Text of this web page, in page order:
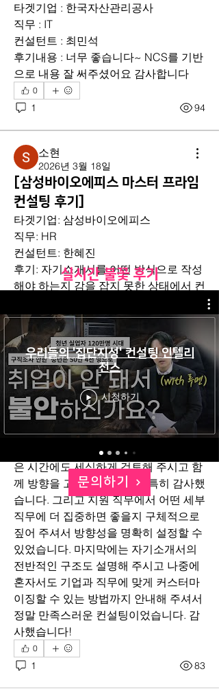
타겟기업 : 한국자산관리공사
직무 : IT
컨설턴트 : 최민석
후기내용 : 너무 좋습니다~ NCS를 기반
으로 내용 잘 써주셨어요 감사합니다
0
1 94
소현
2026년 3월 18일
[삼성바이오에피스 마스터 프라임
컨설팅 후기]
타겟기업: 삼성바이오에피스
직무: HR
컨설턴트: 한혜진
후기: 자기소개서를 어떤 방식으로 작성
해야 하는지 감을 잡지 못한 상태에서 컨
드는 자기소개서를 완성할 수 있었습니
다. 한혜진 컨설턴트님께서 먼저 전화 상
담을 통해 자기소개서의 전체적인 흐름
과 활용할 소재를 함께 정리해 주셨습니
다. 설문지를 기반으로 제 경험과 생각을
체계적으로 정리할 수 있도록 도와주셔
서 막막함 없이 편하게 내용을 작성할 수
있었습니다. 제가 비교적 많은 양의 내용
을 작성했음에도 불구하고 주말이나 늦
은 시간에도 세심하게 검토해 주시고 함
께 방향을 고민해 주신 점이 특히 감사했
습니다. 그리고 지원 직무에서 어떤 세부
직무에 더 집중하면 좋을지 구체적으로
짚어 주셔서 방향성을 명확히 설정할 수
있었습니다. 마지막에는 자기소개서의
전반적인 구조도 설명해 주시고 나중에
혼자서도 기업과 직무에 맞게 커스터마
이징할 수 있는 방법까지 안내해 주셔서
정말 만족스러운 컨설팅이었습니다. 감
사했습니다!
0
1 83
소개
1일 5개 지원! 많은 기업을 지원해야 할
때, 다수 지원을 전제로 직무 중심 설계
를 빠르게 완성해드립니다.
​실시간 불꽃 후기
우리들의 '집단지성' 컨설팅 인텔리
전스
시청하기
문의하기